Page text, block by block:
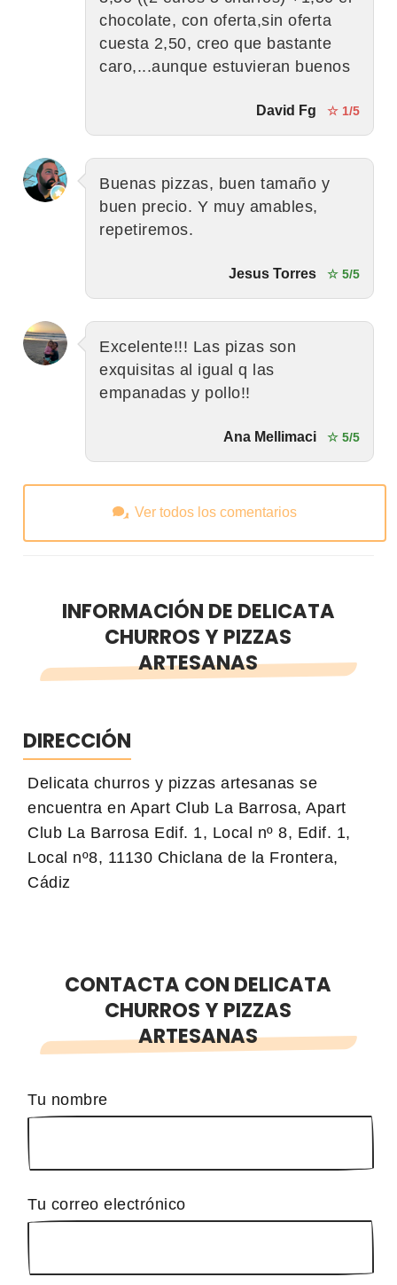
chocolate, con oferta,sin oferta
cuesta 2,50, creo que bastante
caro,...aunque estuvieran buenos
David Fg ☆ 1/5
Buenas pizzas, buen tamaño y
buen precio. Y muy amables,
repetiremos.
Jesus Torres ☆ 5/5
Excelente!!! Las pizas son
exquisitas al igual q las
empanadas y pollo!!
Ana Mellimaci ☆ 5/5
Ver todos los comentarios
INFORMACIÓN DE DELICATA
CHURROS Y PIZZAS
ARTESANAS
DIRECCIÓN
Delicata churros y pizzas artesanas se
encuentra en Apart Club La Barrosa, Apart
Club La Barrosa Edif. 1, Local nº 8, Edif. 1,
Local nº8, 11130 Chiclana de la Frontera,
Cádiz
CONTACTA CON DELICATA
CHURROS Y PIZZAS
ARTESANAS
Tu nombre
Tu correo electrónico